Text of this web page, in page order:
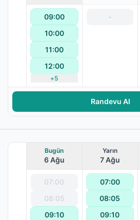
09:00
10:00
11:00
12:00
+5
-
Randevu Al
Bugün
6 Ağu
07:00
08:05
09:10
Yarın
7 Ağu
07:00
08:05
09:10